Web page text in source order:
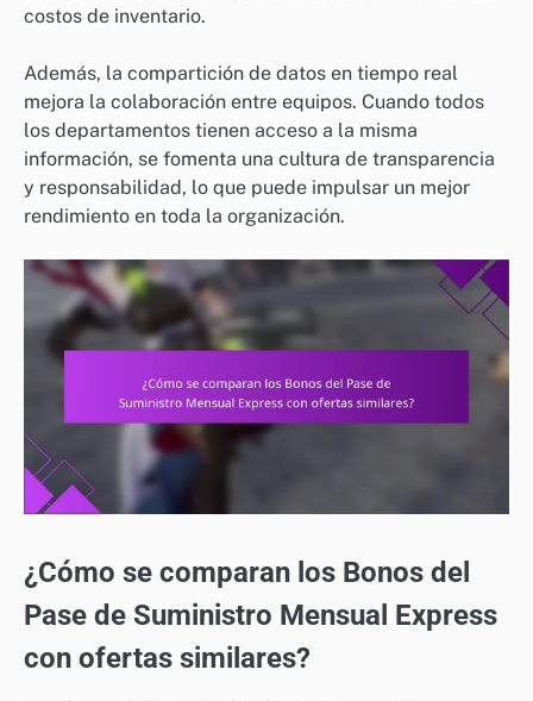
costos de inventario.
Además, la compartición de datos en tiempo real
mejora la colaboración entre equipos. Cuando todos
los departamentos tienen acceso a la misma
información, se fomenta una cultura de transparencia
y responsabilidad, lo que puede impulsar un mejor
rendimiento en toda la organización.
¿Cómo se comparan los Bonos del
Pase de Suministro Mensual Express
con ofertas similares?